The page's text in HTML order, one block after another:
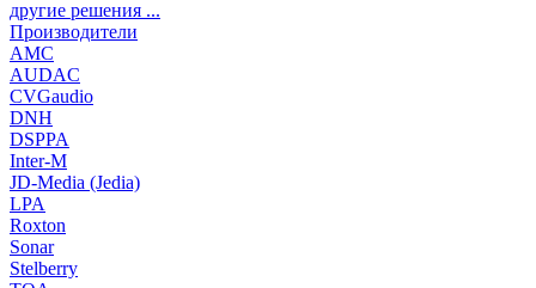
другие решения ...
Производители
AMC
AUDAC
CVGaudio
DNH
DSPPA
Inter-M
JD-Media (Jedia)
LPA
Roxton
Sonar
Stelberry